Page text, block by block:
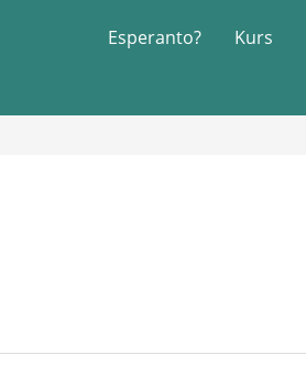
Esperanto? Kurs